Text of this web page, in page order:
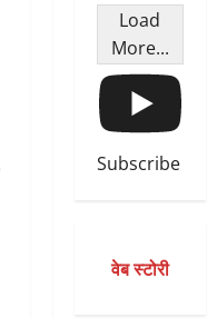
Load
More...
Subscribe
वेब स्टोरी